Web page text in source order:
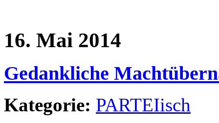
16. Mai 2014
Gedankliche
Kategorie: PARTEIisch